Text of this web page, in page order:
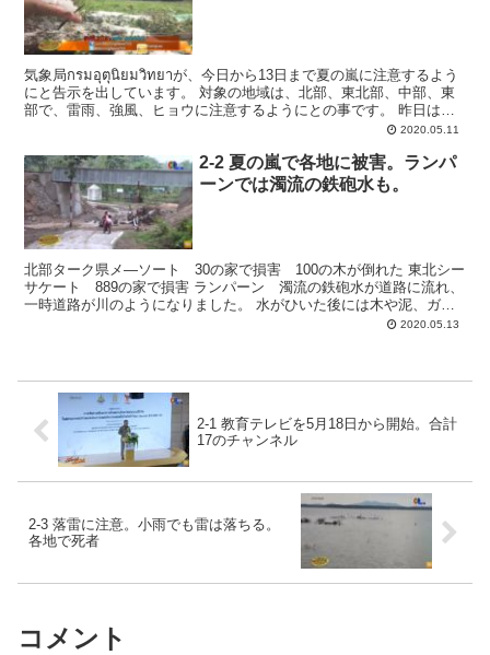
気象局กรมอุตุนิยมวิทยาが、今日から13日まで夏の嵐に注意するよう
にと告示を出しています。 対象の地域は、北部、東北部、中部、東
部で、雷雨、強風、ヒョウに注意するようにとの事です。 昨日はチ
2020.05.11
2-2 夏の嵐で各地に被害。ランパ
ーンでは濁流の鉄砲水も。
北部ターク県メ―ソート 30の家で損害 100の木が倒れた 東北シー
サケート 889の家で損害 ランパーン 濁流の鉄砲水が道路に流れ、
一時道路が川のようになりました。 水がひいた後には木や泥、ガー
2020.05.13
2-1 教育テレビを5月18日から開始。合計
17のチャンネル
2-3 落雷に注意。小雨でも雷は落ちる。
各地で死者
コメント